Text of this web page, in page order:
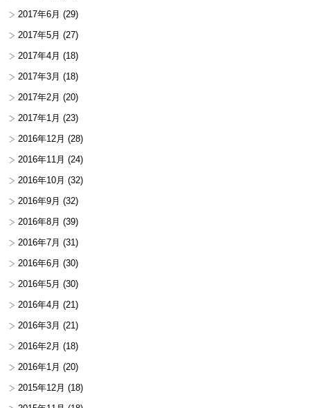
2017年6月 (29)
2017年5月 (27)
2017年4月 (18)
2017年3月 (18)
2017年2月 (20)
2017年1月 (23)
2016年12月 (28)
2016年11月 (24)
2016年10月 (32)
2016年9月 (32)
2016年8月 (39)
2016年7月 (31)
2016年6月 (30)
2016年5月 (30)
2016年4月 (21)
2016年3月 (21)
2016年2月 (18)
2016年1月 (20)
2015年12月 (18)